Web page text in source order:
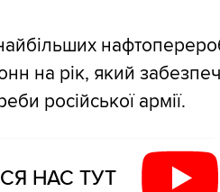
на рік, який
російської армії.
НАС ТУТ